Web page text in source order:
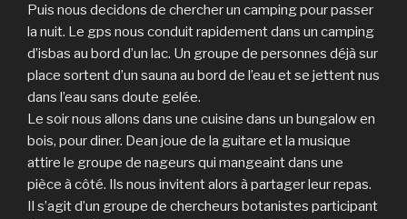
Puis nous decidons de chercher un camping pour passer
la nuit. Le gps nous conduit rapidement dans un camping
d’isbas au bord d’un lac. Un groupe de personnes déjà sur
place sortent d’un sauna au bord de l’eau et se jettent nus
dans l’eau sans doute gelée.
Le soir nous allons dans une cuisine dans un bungalow en
bois, pour diner. Dean joue de la guitare et la musique
attire le groupe de nageurs qui mangeaint dans une
pièce à côté. Ils nous invitent alors à partager leur repas.
Il s’agit d’un groupe de chercheurs botanistes participant